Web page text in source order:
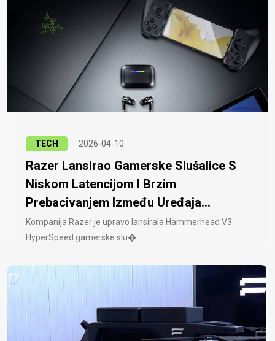
TECH 2026-04-10
Razer Lansirao Gamerske Slušalice S
Niskom Latencijom I Brzim
Prebacivanjem Između Uređaja...
Kompanija Razer je upravo lansirala Hammerhead V3
HyperSpeed ​​gamerske slu�..